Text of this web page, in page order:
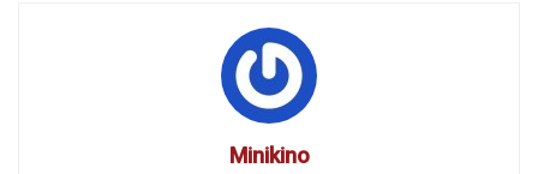
Minikino